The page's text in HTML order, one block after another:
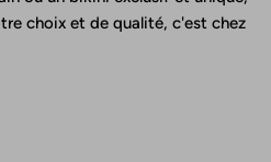
choix et de qualité, c'est chez